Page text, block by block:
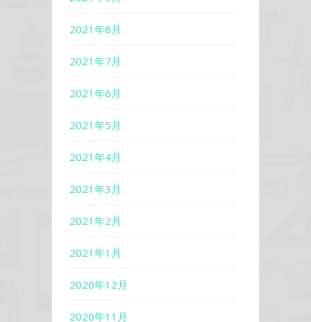
2021年8月
2021年7月
2021年6月
2021年5月
2021年4月
2021年3月
2021年2月
2021年1月
2020年12月
2020年11月